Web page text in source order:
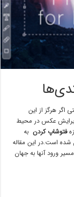
اگر هرگز از این
ویرایش عکس در محیط
فتوشاپ کردن به
شده است.در این مقاله
ورود آنها به جهان